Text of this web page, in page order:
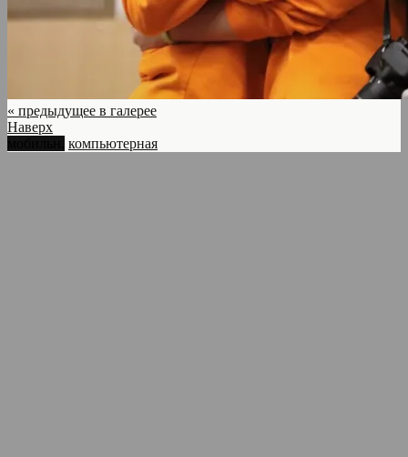
« предыдущее в галерее
Наверх
компьютерная